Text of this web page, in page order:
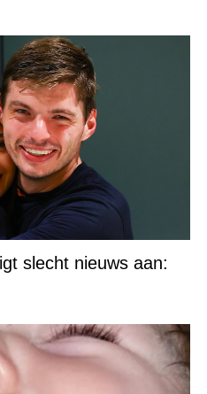
slecht nieuws aan: